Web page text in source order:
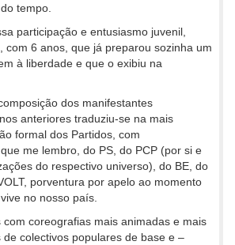
tempo.
participação e entusiasmo juvenil,
com 6 anos, que já preparou sozinha um
à liberdade e que o exibiu na
dos manifestantes
anteriores traduziu-se na mais
formal dos Partidos, com
me lembro, do PS, do PCP (por si e
do respectivo universo), do BE, do
porventura por apelo ao momento
no nosso país.
com coreografias mais animadas e mais
colectivos populares de base e –